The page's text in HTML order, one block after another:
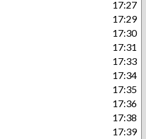
17:27
17:29
17:30
17:31
17:33
17:34
17:35
17:36
17:38
17:39